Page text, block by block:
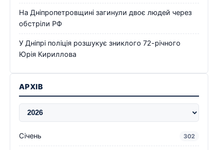
На Дніпропетровщині загинули двоє людей через
обстріли РФ
У Дніпрі поліція розшукує зниклого 72-річного
Юрія Кириллова
АРХІВ
Січень 302